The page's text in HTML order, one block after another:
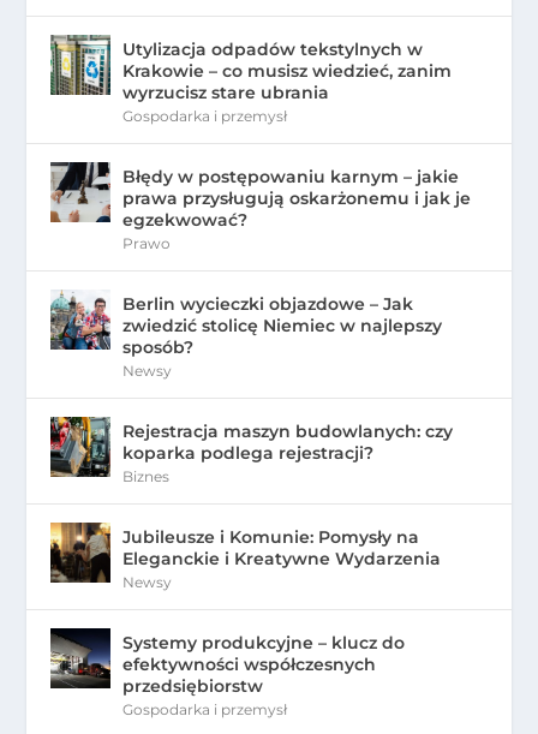
Utylizacja odpadów tekstylnych w
Krakowie – co musisz wiedzieć, zanim
wyrzucisz stare ubrania
Gospodarka i przemysł
Błędy w postępowaniu karnym – jakie
prawa przysługują oskarżonemu i jak je
egzekwować?
Prawo
Berlin wycieczki objazdowe – Jak
zwiedzić stolicę Niemiec w najlepszy
sposób?
Newsy
Rejestracja maszyn budowlanych: czy
koparka podlega rejestracji?
Biznes
Jubileusze i Komunie: Pomysły na
Eleganckie i Kreatywne Wydarzenia
Newsy
Systemy produkcyjne – klucz do
efektywności współczesnych
przedsiębiorstw
Gospodarka i przemysł